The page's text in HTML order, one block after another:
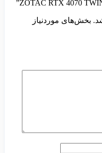
بخش‌های موردنیاز